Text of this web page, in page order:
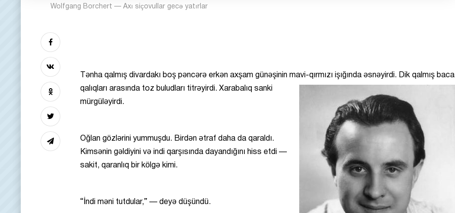
Wolfgang Borchert — Axı siçovullar gecə yatırlar
Tənha qalmış divardakı boş pəncərə erkən axşam günəşinin mavi-qırmızı işığında əsnəyirdi. Dik qalmış baca
qalıqları arasında toz buludları titrəyirdi. Xarabalıq sanki
mürgüləyirdi.
Oğlan gözlərini yummuşdu. Birdən ətraf daha da qaraldı.
Kimsənin gəldiyini və indi qarşısında dayandığını hiss etdi —
sakit, qaranlıq bir kölgə kimi.
“İndi məni tutdular,” — deyə düşündü.